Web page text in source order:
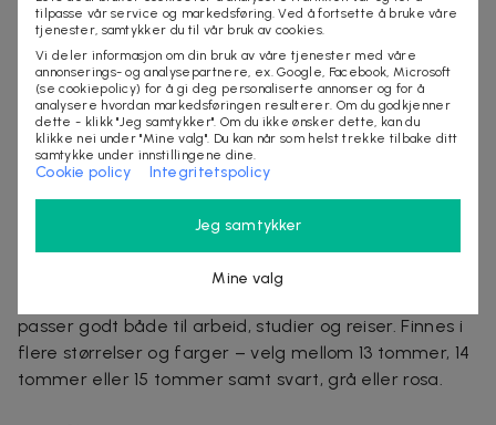
Mer om produktet
Denne datavesken gir pålitelig beskyttelse for din
bærbare datamaskin i hverdagen. Vesken er laget av
et mykt og slitesterkt materiale med et moderne
design som kombinerer funksjon og stil. Glidelåsen
gjør det enkelt å åpne og lukke vesken, samtidig som
bidrar til å beskytte datamaskinen mot støt, riper,
passer godt både til arbeid, studier og reiser. Finnes i
flere størrelser og farger – velg mellom 13 tommer, 14
tommer eller 15 tommer samt svart, grå eller rosa.
tilpasse vår service og markedsføring. Ved å fortsette å bruke våre
tjenester, samtykker du til vår bruk av cookies.
Vi deler informasjon om din bruk av våre tjenester med våre
annonserings- og analysepartnere, ex. Google, Facebook, Microsoft
(se cookiepolicy) for å gi deg personaliserte annonser og for å
analysere hvordan markedsføringen resulterer. Om du godkjenner
dette - klikk "Jeg samtykker". Om du ikke ønsker dette, kan du
klikke nei under "Mine valg". Du kan når som helst trekke tilbake ditt
samtykke under innstillingene dine.
Cookie policy Integritetspolicy
Jeg samtykker
Mine valg